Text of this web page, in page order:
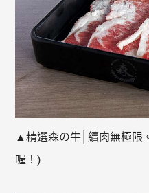
▲精選森の牛│續肉無極限
喔！)